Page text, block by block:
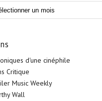
d'une cinéphile
Critique
Music Weekly
Wall